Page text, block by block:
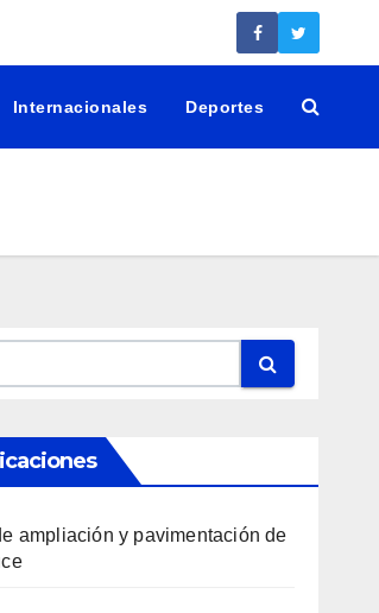
Internacionales Deportes
ampliación y pavimentación de